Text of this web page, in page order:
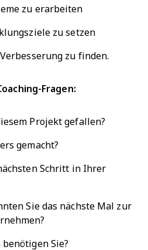
zu erarbeiten
zu setzen
zu finden.
Fragen:
Projekt gefallen?
gemacht?
Schritt in Ihrer
Sie das nächste Mal zur
benötigen Sie?